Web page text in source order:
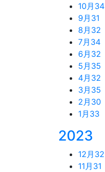
10月 34
9月 31
8月 32
7月 34
6月 32
5月 35
4月 32
3月 35
2月 30
1月 33
2023
12月 32
11月 31